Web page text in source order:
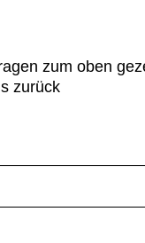
zum oben
zurück